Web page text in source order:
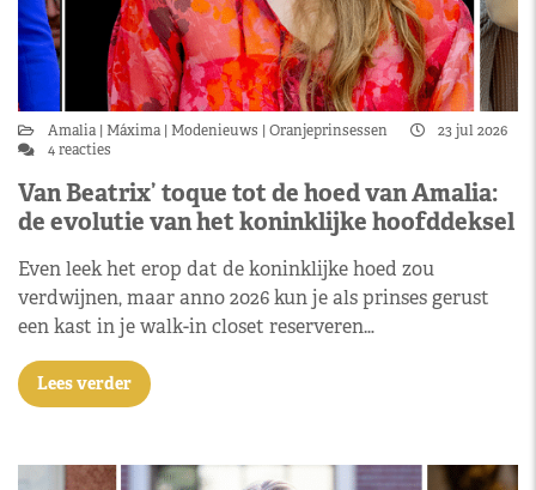
Amalia Máxima Modenieuws Oranjeprinsessen
23 jul 2026
4 reacties
Van Beatrix’ toque tot de hoed van Amalia:
de evolutie van het koninklijke hoofddeksel
Even leek het erop dat de koninklijke hoed zou
verdwijnen, maar anno 2026 kun je als prinses gerust
een kast in je walk-in closet reserveren…
Lees verder